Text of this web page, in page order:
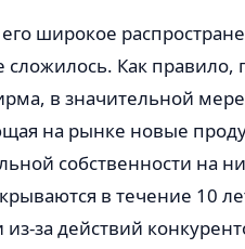
широкое
сложилось. Как правило,
в значительной
на рынке новые
собственности на
в течение 10
за действий